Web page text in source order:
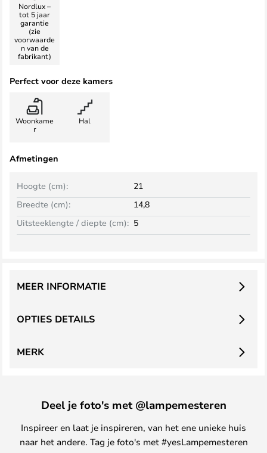
Nordlux –
tot 5 jaar
garantie
(zie
voorwaarde
n van de
fabrikant)
Perfect voor deze kamers
Woonkame
r
Hal
Afmetingen
Breedte (cm): 14,8
Hoogte (cm): 21
Uitsteeklengte / diepte (cm): 5
OPTIES DETAILS
MEER INFORMATIE
MERK
Deel je foto's met @lampemesteren
Inspireer en laat je inspireren, van het ene unieke huis
naar het andere. Tag je foto's met #yesLampemesteren